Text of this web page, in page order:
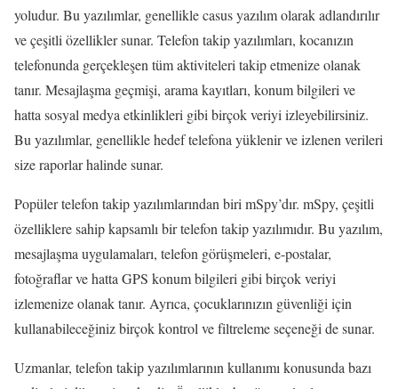
yoludur. Bu yazılımlar, genellikle casus yazılım olarak adlandırılır
ve çeşitli özellikler sunar. Telefon takip yazılımları, kocanızın
telefonunda gerçekleşen tüm aktiviteleri takip etmenize olanak
tanır. Mesajlaşma geçmişi, arama kayıtları, konum bilgileri ve
hatta sosyal medya etkinlikleri gibi birçok veriyi izleyebilirsiniz.
Bu yazılımlar, genellikle hedef telefona yüklenir ve izlenen verileri
size raporlar halinde sunar.
Popüler telefon takip yazılımlarından biri mSpy’dır. mSpy, çeşitli
özelliklere sahip kapsamlı bir telefon takip yazılımıdır. Bu yazılım,
mesajlaşma uygulamaları, telefon görüşmeleri, e-postalar,
fotoğraflar ve hatta GPS konum bilgileri gibi birçok veriyi
izlemenize olanak tanır. Ayrıca, çocuklarınızın güvenliği için
kullanabileceğiniz birçok kontrol ve filtreleme seçeneği de sunar.
Uzmanlar, telefon takip yazılımlarının kullanımı konusunda bazı